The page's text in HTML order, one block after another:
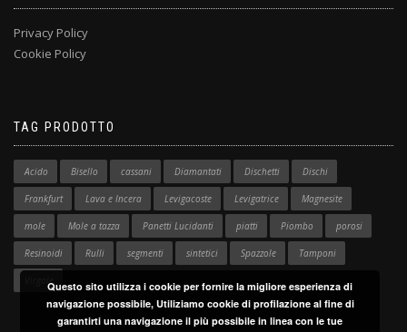
Privacy Policy
Cookie Policy
TAG PRODOTTO
Acido Bisello cassani Diamantati Dischetti Dischi
Frankfurt Lava e Incera Levigacoste Levigatrice Magnesite
mole Mole a tazza Panetti Lucidanti piatti Piombo porosi
Resinoidi Rulli segmenti sintetici Spazzole Tamponi
Questo sito utilizza i cookie per fornire la migliore esperienza di
navigazione possibile, Utiliziamo cookie di profilazione al fine di
garantirti una navigazione il più possibile in linea con le tue